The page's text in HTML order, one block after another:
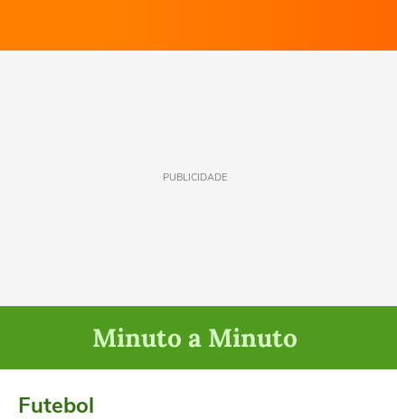
PUBLICIDADE
Minuto a Minuto
Futebol